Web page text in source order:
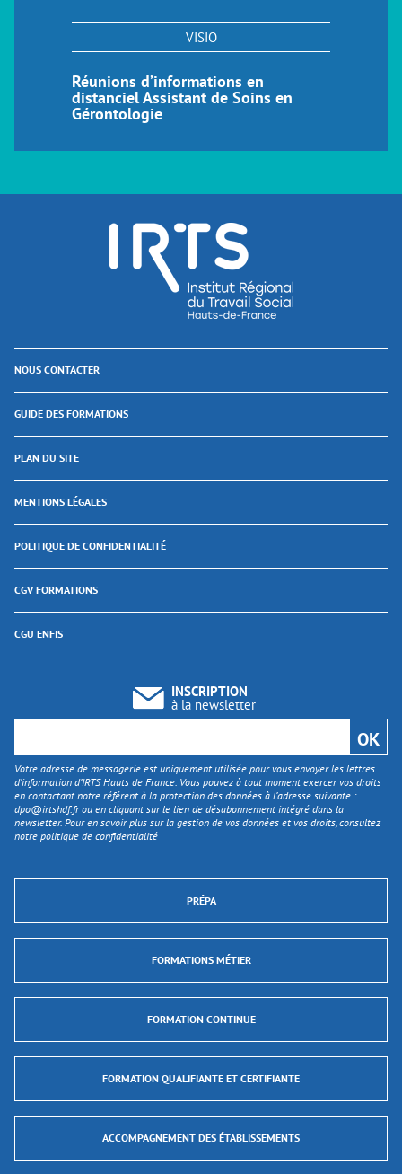
VISIO
Réunions d’informations en
distanciel Assistant de Soins en
Gérontologie
NOUS CONTACTER
GUIDE DES FORMATIONS
PLAN DU SITE
MENTIONS LÉGALES
POLITIQUE DE CONFIDENTIALITÉ
CGV FORMATIONS
CGU ENFIS
INSCRIPTION
à la newsletter
Votre adresse de messagerie est uniquement utilisée pour vous envoyer les lettres
d'information d’IRTS Hauts de France. Vous pouvez à tout moment exercer vos droits
en contactant notre référent à la protection des données à l’adresse suivante :
dpo@irtshdf.frou en cliquant sur le lien de désabonnement intégré dans la
newsletter. Pour en savoir plus sur la gestion de vos données et vos droits, consultez
notre politique de confidentialité
PRÉPA
FORMATIONS MÉTIER
FORMATION CONTINUE
FORMATION QUALIFIANTE ET CERTIFIANTE
ACCOMPAGNEMENT DES ÉTABLISSEMENTS